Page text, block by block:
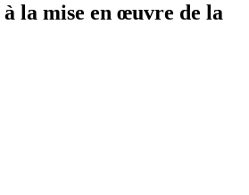
la mise en œuvre de la